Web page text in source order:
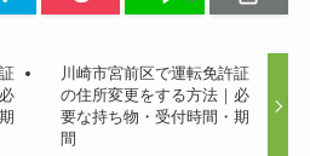
川崎市宮前区で運転免許証
の住所変更をする方法｜必
要な持ち物・受付時間・期
間